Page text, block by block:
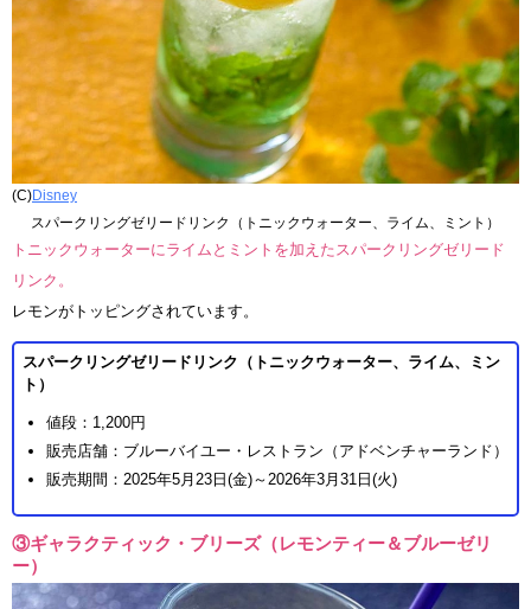
(C)Disney
スパークリングゼリードリンク（トニックウォーター、ライム、ミント）
トニックウォーターにライムとミントを加えたスパークリングゼリード
リンク。
レモンがトッピングされています。
スパークリングゼリードリンク（トニックウォーター、ライム、ミン
ト）
値段：1,200円
販売店舗：ブルーバイユー・レストラン（アドベンチャーランド）
販売期間：2025年5月23日(金)～2026年3月31日(火)
③ギャラクティック・ブリーズ（レモンティー＆ブルーゼリ
ー）